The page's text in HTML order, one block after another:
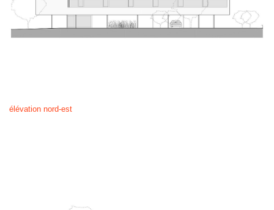
élévation nord-est